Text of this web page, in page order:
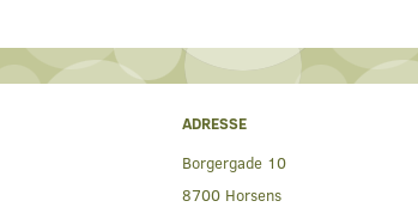
ADRESSE
Borgergade 10
8700 Horsens